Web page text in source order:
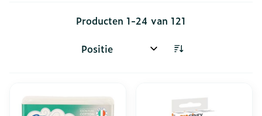
Producten 1-24 van 121
Sorteer op: